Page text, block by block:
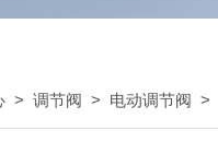
> 调节阀 > 电动调节阀 >